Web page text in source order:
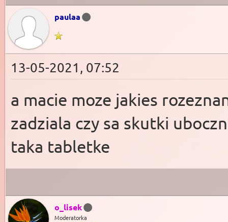
paulaa
13-05-2021, 07:52
a macie moze jakies
zadziala czy sa skutki
taka tabletke
o_lisek
Moderatorka